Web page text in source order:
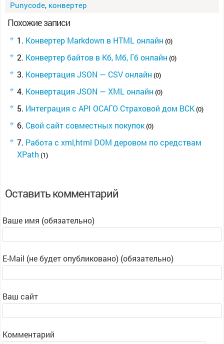
Punycode, конвертер
Похожие записи
Конвертер Markdown в HTML онлайн (0)
Конвертер байтов в Кб, Мб, Гб онлайн (0)
Конвертация JSON — CSV онлайн (0)
Конвертация JSON — XML онлайн (0)
Интеграция с API ОСАГО Страховой дом ВСК(0)
Свой сайт совместных покупок(0)
Работа с xml,html DOM деровом по средствам
XPath (1)
Оставить комментарий
Ваше имя (обязательно)
E-Mail (не будет опубликовано) (обязательно)
Ваш сайт
Комментарий